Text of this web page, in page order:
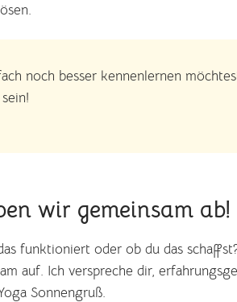
noch besser kennenlernen
wir gemeinsam ab!
funktioniert oder ob du das
auf. Ich verspreche dir,
Sonnengruß.